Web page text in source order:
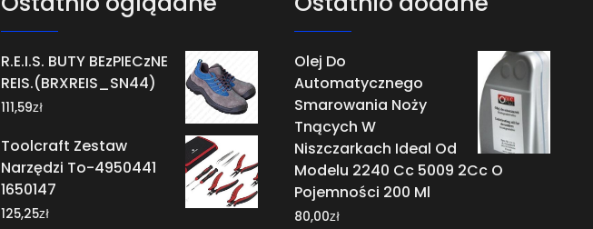
R.E.I.S. BUTY BEzPIECzNE
REIS.(BRXREIS_SN44)
111,59zł
Toolcraft Zestaw
Narzędzi To-4950441
1650147
125,25zł
Olej Do
Automatycznego
Smarowania Noży
Tnących W
Niszczarkach Ideal Od
Modelu 2240 Cc 5009 2Cc O
Pojemności 200 Ml
80,00zł